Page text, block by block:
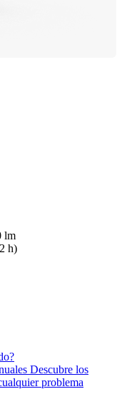
lm
h)
Descubre los
problema